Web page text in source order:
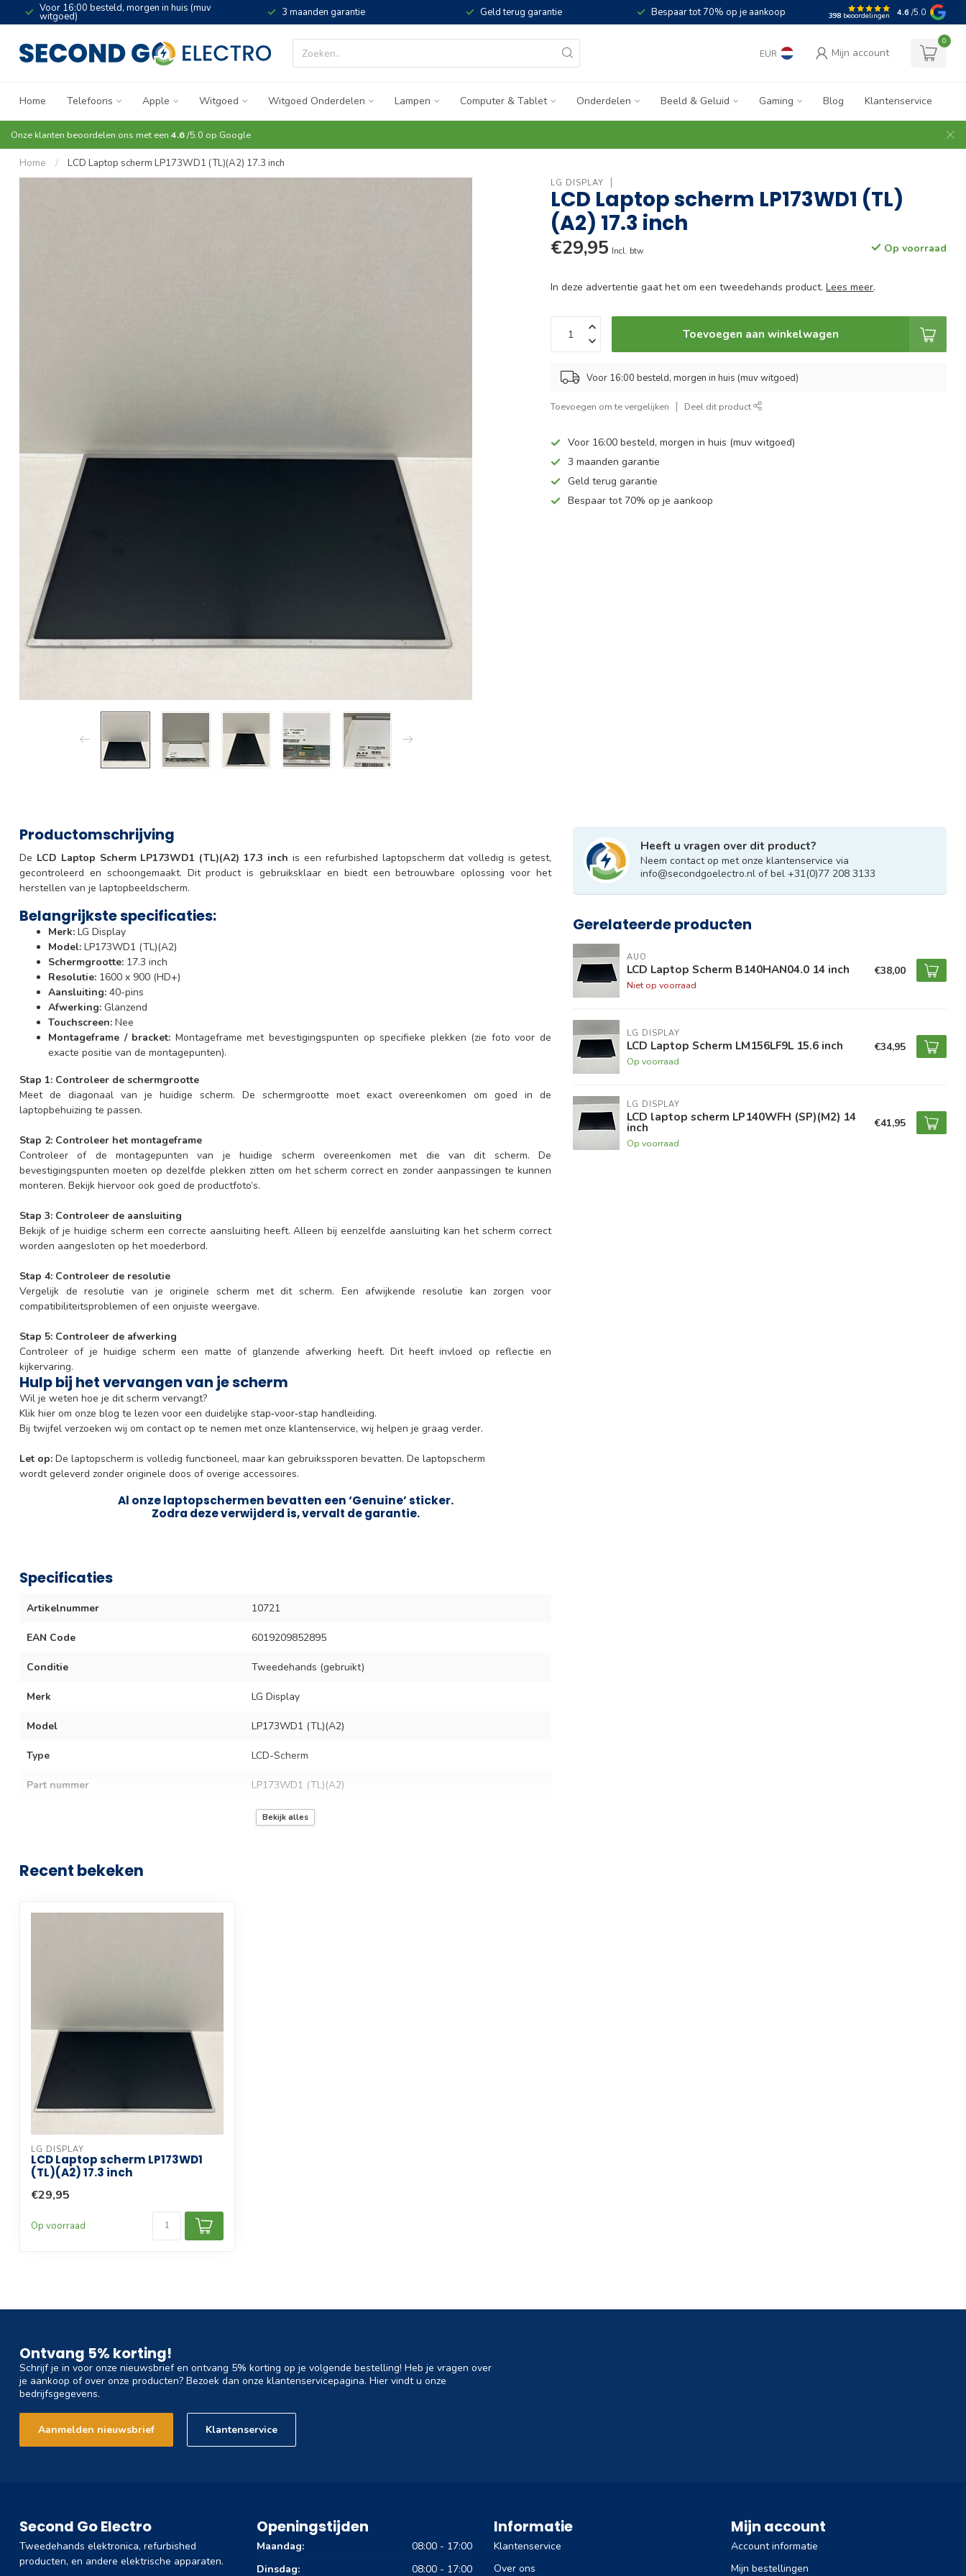
Voor 16:00 besteld, morgen in huis (muv
witgoed) 3 maanden garantie Geld terug garantie Bespaar tot 70% op je aankoop 398 beoordelingen 4.6 /5.0
EUR Mijn account
0
Home Telefoons Apple Witgoed Witgoed Onderdelen Lampen Computer & Tablet Onderdelen Beeld & Geluid Gaming Blog Klantenservice
Onze klanten beoordelen ons met een 4.6/5.0 op Google
Home / LCD Laptop scherm LP173WD1 (TL)(A2) 17.3 inch
LG DISPLAY
LCD Laptop scherm LP173WD1 (TL)
(A2) 17.3 inch
€29,95 Incl. btw Op voorraad
In deze advertentie gaat het om een tweedehands product.Lees meer.
Toevoegen aan winkelwagen
Voor 16:00 besteld, morgen in huis (muv witgoed)
Toevoegen om te vergelijken Deel dit product
Voor 16:00 besteld, morgen in huis (muv witgoed)
3 maanden garantie
Geld terug garantie
Bespaar tot 70% op je aankoop
Productomschrijving
De LCD Laptop Scherm LP173WD1 (TL)(A2) 17.3 inch is een refurbished laptopscherm dat volledig is getest,
gecontroleerd en schoongemaakt. Dit product is gebruiksklaar en biedt een betrouwbare oplossing voor het
herstellen van je laptopbeeldscherm.
Belangrijkste specificaties:
Merk: LG Display
Model: LP173WD1 (TL)(A2)
Schermgrootte: 17.3 inch
Resolutie: 1600 x 900 (HD+)
Aansluiting: 40-pins
Afwerking: Glanzend
Touchscreen: Nee
Montageframe / bracket: Montageframe met bevestigingspunten op specifieke plekken (zie foto voor de
exacte positie van de montagepunten).
Stap 1: Controleer de schermgrootte
Meet de diagonaal van je huidige scherm. De schermgrootte moet exact overeenkomen om goed in de
laptopbehuizing te passen.
Stap 2: Controleer het montageframe
Controleer of de montagepunten van je huidige scherm overeenkomen met die van dit scherm. De
bevestigingspunten moeten op dezelfde plekken zitten om het scherm correct en zonder aanpassingen te kunnen
monteren. Bekijk hiervoor ook goed de productfoto’s.
Stap 3: Controleer de aansluiting
Bekijk of je huidige scherm een correcte aansluiting heeft. Alleen bij eenzelfde aansluiting kan het scherm correct
worden aangesloten op het moederbord.
Stap 4: Controleer de resolutie
Vergelijk de resolutie van je originele scherm met dit scherm. Een afwijkende resolutie kan zorgen voor
compatibiliteitsproblemen of een onjuiste weergave.
Stap 5: Controleer de afwerking
Controleer of je huidige scherm een matte of glanzende afwerking heeft. Dit heeft invloed op reflectie en
kijkervaring.
Hulp bij het vervangen van je scherm
Wil je weten hoe je dit scherm vervangt?
Klik hier om onze blog te lezen voor een duidelijke stap‑voor‑stap handleiding.
Bij twijfel verzoeken wij om contact op te nemen met onze klantenservice, wij helpen je graag verder.
Let op: De laptopscherm is volledig functioneel, maar kan gebruikssporen bevatten. De laptopscherm
wordt geleverd zonder originele doos of overige accessoires.
Al onze laptopschermen bevatten een ‘Genuine’ sticker.
Zodra deze verwijderd is, vervalt de garantie.
Specificaties
Artikelnummer 10721
EAN Code 6019209852895
Conditie Tweedehands (gebruikt)
Merk LG Display
Model LP173WD1 (TL)(A2)
Type LCD-Scherm
Part nummer LP173WD1 (TL)(A2)
40 pins
Resolutie
Garantie termijn
Bekijk alles
Heeft u vragen over dit product?
Neem contact op met onze klantenservice via
info@secondgoelectro.nl of bel +31(0)77 208 3133
Gerelateerde producten
AUO
LCD Laptop Scherm B140HAN04.0 14 inch
Niet op voorraad
€38,00
LG DISPLAY
LCD Laptop Scherm LM156LF9L 15.6 inch
Op voorraad
€34,95
LG DISPLAY
LCD laptop scherm LP140WFH (SP)(M2) 14
inch
Op voorraad
€41,95
Recent bekeken
LG DISPLAY
LCD Laptop scherm LP173WD1
(TL)(A2) 17.3 inch
€29,95
Op voorraad
Ontvang 5% korting!
Schrijf je in voor onze nieuwsbrief en ontvang 5% korting op je volgende bestelling! Heb je vragen over
je aankoop of over onze producten? Bezoek dan onze klantenservicepagina. Hier vindt u onze
bedrijfsgegevens.
Aanmelden nieuwsbrief Klantenservice
Second Go Electro
Tweedehands elektronica, refurbished
producten, en andere elektrische apparaten.
Openingstijden
Maandag:
08:00 - 17:00
Dinsdag:
08:00 - 17:00
Informatie
Klantenservice
Over ons
Mijn account
Account informatie
Mijn bestellingen